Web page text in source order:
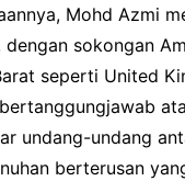
Mohd Azmi
dengan sokongan
seperti United
undang-undang
berterusan